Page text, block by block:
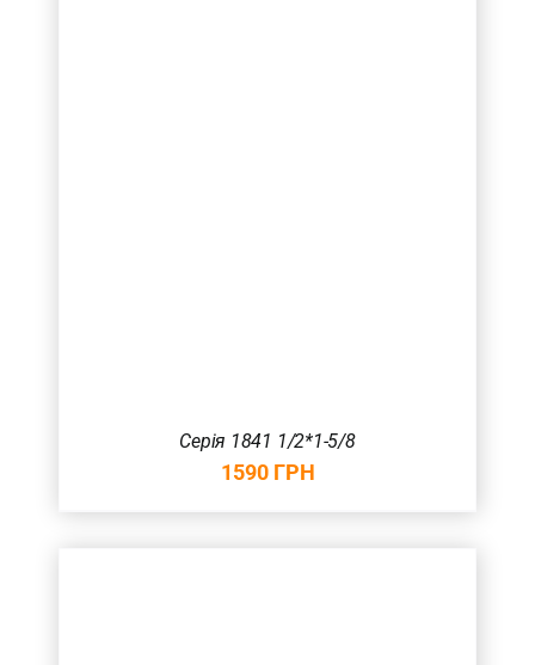
Серія 1841 1/2*1-5/8
1590 ГРН